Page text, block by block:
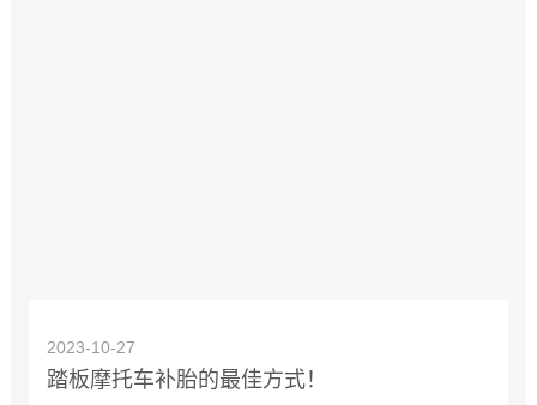
2023-10-27
踏板摩托车补胎的最佳方式！